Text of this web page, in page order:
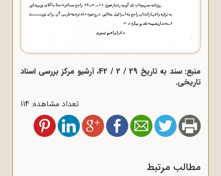
منبع: سند به تاریخ 29 / 2 / 42، آرشیو مرکز بررسی اسناد
تاریخی.
تعداد مشاهده: 114
مطالب مرتبط